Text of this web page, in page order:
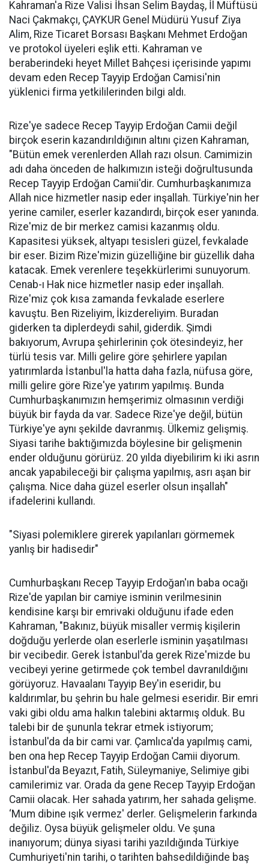
Kahraman'a Rize Valisi İhsan Selim Baydaş, İl Müftüsü
Naci Çakmakçı, ÇAYKUR Genel Müdürü Yusuf Ziya
Alim, Rize Ticaret Borsası Başkanı Mehmet Erdoğan
ve protokol üyeleri eşlik etti. Kahraman ve
beraberindeki heyet Millet Bahçesi içerisinde yapımı
devam eden Recep Tayyip Erdoğan Camisi'nin
yüklenici firma yetkililerinden bilgi aldı.
Rize'ye sadece Recep Tayyip Erdoğan Camii değil
birçok eserin kazandırıldığının altını çizen Kahraman,
"Bütün emek verenlerden Allah razı olsun. Camimizin
adı daha önceden de halkımızın isteği doğrultusunda
Recep Tayyip Erdoğan Camii'dir. Cumhurbaşkanımıza
Allah nice hizmetler nasip eder inşallah. Türkiye'nin her
yerine camiler, eserler kazandırdı, birçok eser yanında.
Rize'miz de bir merkez camisi kazanmış oldu.
Kapasitesi yüksek, altyapı tesisleri güzel, fevkalade
bir eser. Bizim Rize'mizin güzelliğine bir güzellik daha
katacak. Emek verenlere teşekkürlerimi sunuyorum.
Cenab-ı Hak nice hizmetler nasip eder inşallah.
Rize'miz çok kısa zamanda fevkalade eserlere
kavuştu. Ben Rizeliyim, İkizdereliyim. Buradan
giderken ta diplerdeydi sahil, giderdik. Şimdi
bakıyorum, Avrupa şehirlerinin çok ötesindeyiz, her
türlü tesis var. Milli gelire göre şehirlere yapılan
yatırımlarda İstanbul'la hatta daha fazla, nüfusa göre,
milli gelire göre Rize'ye yatırım yapılmış. Bunda
Cumhurbaşkanımızın hemşerimiz olmasının verdiği
büyük bir fayda da var. Sadece Rize'ye değil, bütün
Türkiye'ye aynı şekilde davranmış. Ülkemiz gelişmiş.
Siyasi tarihe baktığımızda böylesine bir gelişmenin
ender olduğunu görürüz. 20 yılda diyebilirim ki iki asrın
ancak yapabileceği bir çalışma yapılmış, asrı aşan bir
çalışma. Nice daha güzel eserler olsun inşallah"
ifadelerini kullandı.
"Siyasi polemiklere girerek yapılanları görmemek
yanlış bir hadisedir"
Cumhurbaşkanı Recep Tayyip Erdoğan'ın baba ocağı
Rize'de yapılan bir camiye isminin verilmesinin
kendisine karşı bir emrivaki olduğunu ifade eden
Kahraman, "Bakınız, büyük misaller vermiş kişilerin
doğduğu yerlerde olan eserlerle isminin yaşatılması
bir vecibedir. Gerek İstanbul'da gerek Rize'mizde bu
vecibeyi yerine getirmede çok tembel davranıldığını
görüyoruz. Havaalanı Tayyip Bey'in eseridir, bu
kaldırımlar, bu şehrin bu hale gelmesi eseridir. Bir emri
vaki gibi oldu ama halkın talebini aktarmış olduk. Bu
talebi bir de şununla tekrar etmek istiyorum;
İstanbul'da da bir cami var. Çamlıca'da yapılmış cami,
ben ona hep Recep Tayyip Erdoğan Camii diyorum.
İstanbul'da Beyazıt, Fatih, Süleymaniye, Selimiye gibi
camilerimiz var. Orada da gene Recep Tayyip Erdoğan
Camii olacak. Her sahada yatırım, her sahada gelişme.
‘Mum dibine ışık vermez' derler. Gelişmelerin farkında
değiliz. Oysa büyük gelişmeler oldu. Ve şuna
inanıyorum; dünya siyasi tarihi yazıldığında Türkiye
Cumhuriyeti'nin tarihi, o tarihten bahsedildiğinde baş